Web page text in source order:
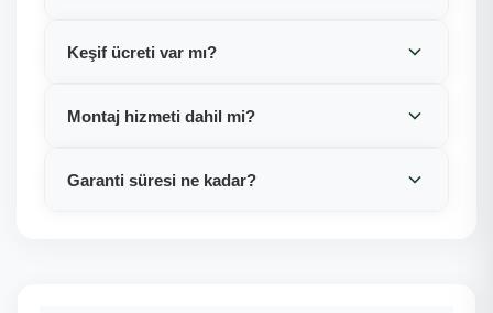
Keşif ücreti var mı?
Montaj hizmeti dahil mi?
Garanti süresi ne kadar?